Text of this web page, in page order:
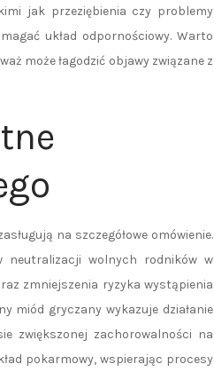
jak przeziębienia czy problemy
układ odpornościowy. Warto
może łagodzić objawy związane z
na szczegółowe omówienie.
wolnych rodników w
zmniejszenia ryzyka wystąpienia
miód gryczany wykazuje działanie
zwiększonej zachorowalności na
pokarmowy, wspierając procesy